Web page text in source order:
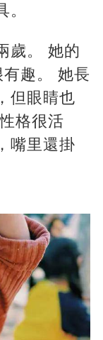
歲。 她的
趣。 她長
但眼睛也
格很活
嘴里還掛